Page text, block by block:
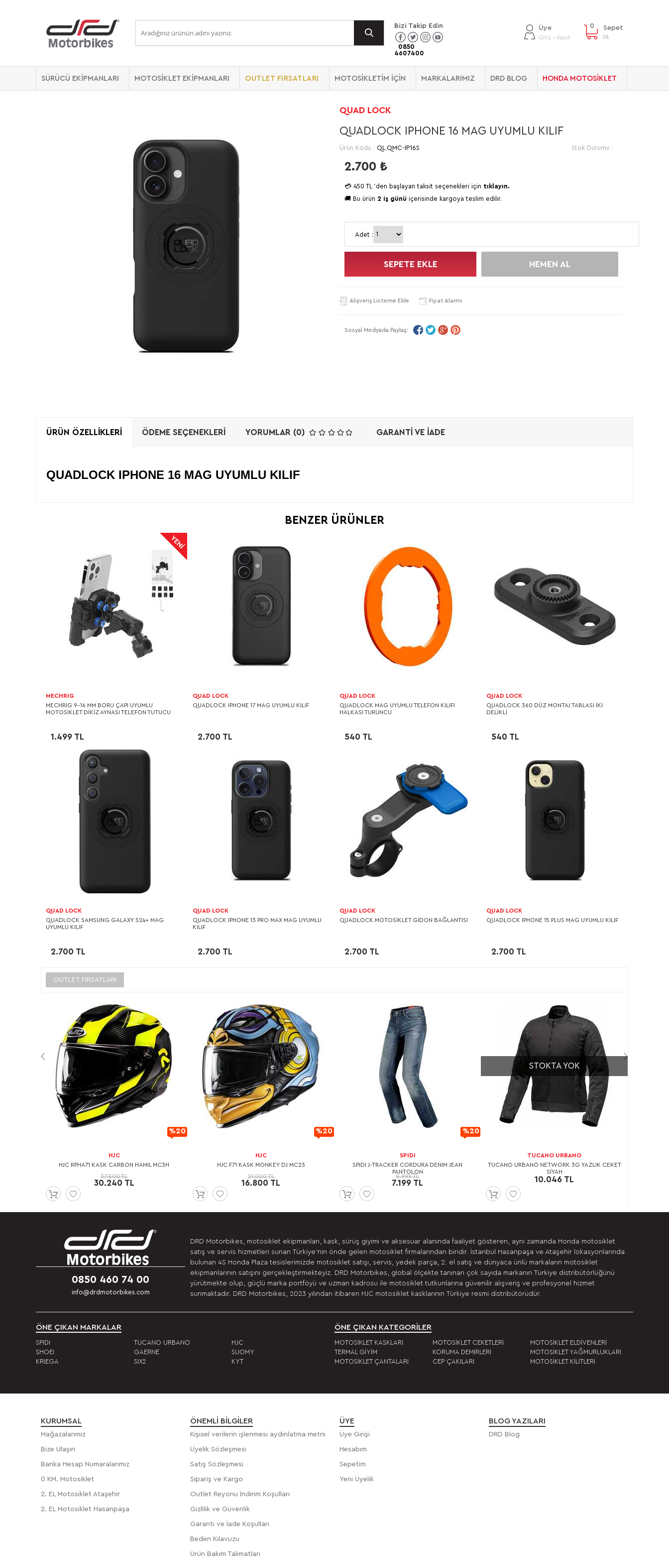
Bizi Takip Edin
0850
4607400
Sepet
0₺
0
Üye
Giriş - Kayıt
SÜRÜCÜ EKİPMANLARI MOTOSİKLET EKİPMANLARI OUTLET FIRSATLARI MOTOSİKLETİM İÇİN MARKALARIMIZ DRD BLOG HONDA MOTOSİKLET
QUAD LOCK
QUADLOCK IPHONE 16 MAG UYUMLU KILIF
Ürün Kodu : QL.QMC-IP16S Stok Durumu :
2.700 ₺
💳 450 TL 'den başlayan taksit seçenekleri için tıklayın.
🚚 Bu ürün 2 iş günü içerisinde kargoya teslim edilir.
Adet :
SEPETE EKLE HEMEN AL
Alışveriş Listeme Ekle Fiyat Alarmı
Sosyal Medyada Paylaş:
ÜRÜN ÖZELLIKLERI ÖDEME SEÇENEKLERI YORUMLAR (0) GARANTI VE İADE
QUADLOCK IPHONE 16 MAG UYUMLU KILIF
BENZER ÜRÜNLER
MECHRIG
MECHRIG 9-16 MM BORU ÇAPI UYUMLU
MOTOSİKLET DİKİZ AYNASI TELEFON TUTUCU
1.499 TL
QUAD LOCK
QUADLOCK IPHONE 17 MAG UYUMLU KILIF
2.700 TL
QUAD LOCK
QUADLOCK MAG UYUMLU TELEFON KILIFI
HALKASI TURUNCU
540 TL
QUAD LOCK
QUADLOCK 360 DÜZ MONTAJ TABLASI İKİ
DELİKLİ
540 TL
QUAD LOCK
QUADLOCK SAMSUNG GALAXY S24+ MAG
UYUMLU KILIF
2.700 TL
QUAD LOCK
QUADLOCK IPHONE 13 PRO MAX MAG UYUMLU
KILIF
2.700 TL
QUAD LOCK
QUADLOCK MOTOSİKLET GİDON BAĞLANTISI
2.700 TL
QUAD LOCK
QUADLOCK IPHONE 15 PLUS MAG UYUMLU KILIF
2.700 TL
OUTLET FIRSATLARI
%20
İndirimli
HJC
HJC RPHA71 KASK CARBON HAMIL MC3H
37.800 TL
30.240 TL
%20
İndirimli
HJC
HJC F71 KASK MONKEY DJ MC23
21.000 TL
16.800 TL
%20
İndirimli
SPIDI
SPIDI J-TRACKER CORDURA DENIM JEAN
PANTOLON
8.999 TL
7.199 TL
STOKTA YOK
TUCANO URBANO
TUCANO URBANO NETWORK 3G YAZLIK CEKET
SİYAH
10.046 TL
0850 460 74 00
info@drdmotorbikes.com
DRD Motorbikes, motosiklet ekipmanları, kask, sürüş giyimi ve aksesuar alanında faaliyet gösteren, aynı zamanda Honda motosiklet
satış ve servis hizmetleri sunan Türkiye’nin önde gelen motosiklet firmalarından biridir. İstanbul Hasanpaşa ve Ataşehir lokasyonlarında
bulunan 4S Honda Plaza tesislerimizde motosiklet satışı, servis, yedek parça, 2. el satış ve dünyaca ünlü markaların motosiklet
ekipmanlarının satışını gerçekleştirmekteyiz. DRD Motorbikes, global ölçekte tanınan çok sayıda markanın Türkiye distribütörlüğünü
yürütmekte olup, güçlü marka portföyü ve uzman kadrosu ile motosiklet tutkunlarına güvenilir alışveriş ve profesyonel hizmet
sunmaktadır. DRD Motorbikes, 2023 yılından itibaren HJC motosiklet kasklarının Türkiye resmi distribütörüdür.
ÖNE ÇIKAN MARKALAR
SPIDI TUCANO URBANO
HJC
SHOEI
GAERNE
SUOMY
KRIEGA
SIX2 KYT
ÖNE ÇIKAN KATEGORİLER
MOTOSİKLET KASKLARI MOTOSİKLET CEKETLERİ
MOTOSİKLET ELDİVENLERİ
TERMAL GİYİM
KORUMA DEMİRLERİ
MOTOSİKLET YAĞMURLUKLARI
MOTOSİKLET ÇANTALARI
CEP ÇAKILARI MOTOSİKLET KİLİTLERİ
KURUMSAL
Mağazalarımız
Bize Ulaşın
Banka Hesap Numaralarımız
0 KM. Motosiklet
2. EL Motosiklet Ataşehir
2. EL Motosiklet Hasanpaşa
ÖNEMLI BILGILER
Kişisel verilerin işlenmesi aydınlatma metni
Üyelik Sözleşmesi
Satış Sözleşmesi
Sipariş ve Kargo
Outlet Reyonu İndirim Koşulları
Gizlilik ve Güvenlik
Garanti ve İade Koşulları
Beden Kılavuzu
Ürün Bakım Talimatları
ÜYE
Üye Girişi
Hesabım
Sepetim
Yeni Üyelik
BLOG YAZILARI
DRD Blog